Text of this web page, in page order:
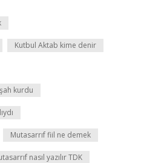
Kutbul Aktab kime denir
kurdu
Mutasarrıf fiil ne demek
nasıl yazılır TDK